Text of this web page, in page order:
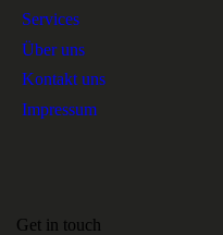
Services
Über uns
Kontakt uns
Impressum
Get in touch